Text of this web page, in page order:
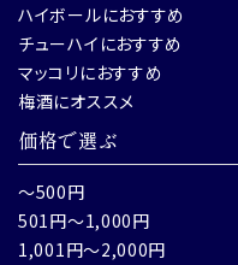
ハイボールにおすすめ
チューハイにおすすめ
マッコリにおすすめ
梅酒にオススメ
価格で選ぶ
～500円
501円～1,000円
1,001円～2,000円